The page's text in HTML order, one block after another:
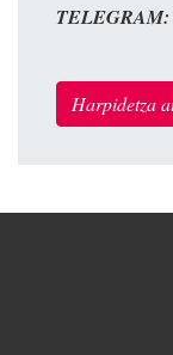
TELEGRAM:
Harpidetza